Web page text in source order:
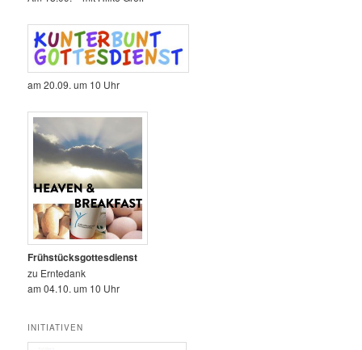
am 20.09. um 10 Uhr
Frühstücksgottesdienst
zu Erntedank
am 04.10. um 10 Uhr
INITIATIVEN